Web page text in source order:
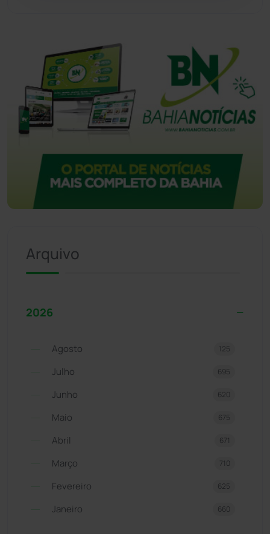
Arquivo
2026
Agosto 125
Julho 695
Junho 620
Maio 675
Abril 671
Março 710
Fevereiro 625
Janeiro 660